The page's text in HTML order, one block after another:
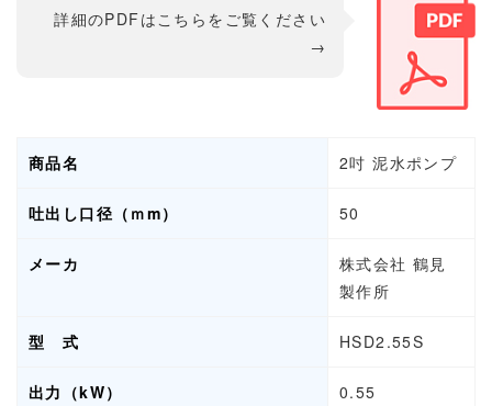
詳細のPDFはこちらをご覧ください
→
商品名 2吋 泥水ポンプ
吐出し口径（ｍm） 50
メーカ
株式会社 鶴見
製作所
型 式 HSD2.55S
出力（kW） 0.55